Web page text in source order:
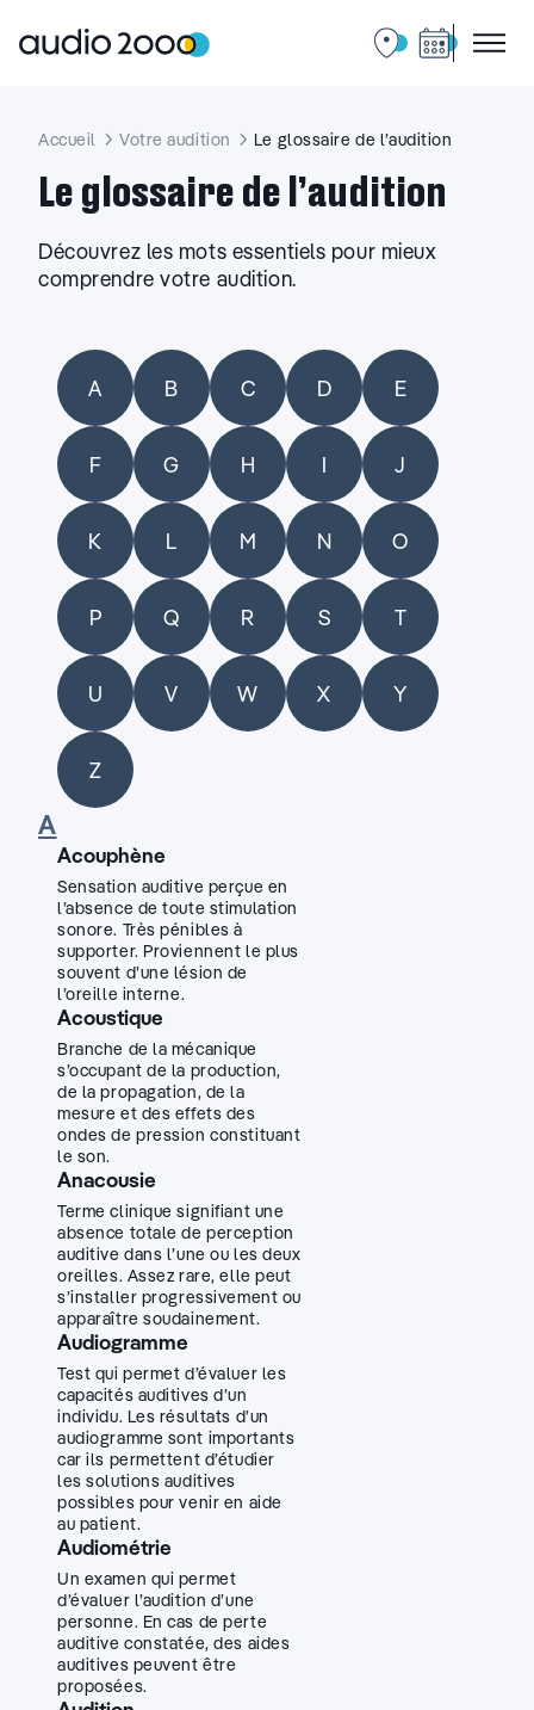
contenu
Accueil Votre audition Le glossaire de l’audition
Le glossaire de l’audition
Découvrez les mots essentiels pour mieux
comprendre votre audition.
A-Z
A B C D E
F G H I J
K L M N O
P Q R S T
U V W X Y
Z
A
Acouphène
Sensation auditive perçue en
l’absence de toute stimulation
sonore. Très pénibles à
supporter. Proviennent le plus
souvent d’une lésion de
l’oreille interne.
Acoustique
Branche de la mécanique
sʼoccupant de la production,
de la propagation, de la
mesure et des effets des
ondes de pression constituant
le son.
Anacousie
Terme clinique signifiant une
absence totale de perception
auditive dans l’une ou les deux
oreilles. Assez rare, elle peut
s’installer progressivement ou
apparaître soudainement.
Audiogramme
Test qui permet d’évaluer les
capacités auditives d’un
individu. Les résultats d’un
audiogramme sont importants
car ils permettent d’étudier
les solutions auditives
possibles pour venir en aide
au patient.
Audiométrie
Un examen qui permet
d’évaluer l’audition d’une
personne. En cas de perte
auditive constatée, des aides
auditives peuvent être
proposées.